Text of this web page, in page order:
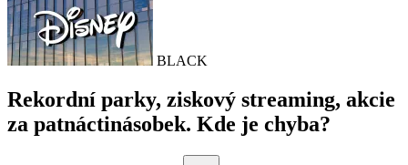
BLACK
Rekordní parky, ziskový streaming, akcie
za patnáctinásobek. Kde je chyba?